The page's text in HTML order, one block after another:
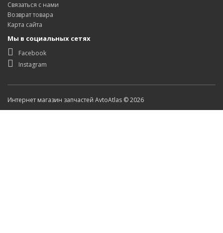
Связаться с нами
Возврат товара
Карта сайта
Мы в социальных сетях
Facebook
Instagram
Интернет магазин запчастей AvtoAtlas © 2026